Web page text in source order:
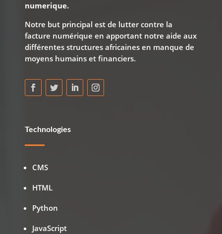
numerique.
Notre but principal est de lutter contre la
facture numérique en apportant notre aide aux
différentes structures africaines en manque de
moyens humains et financiers.
Technologies
CMS
HTML
Python
JavaScript